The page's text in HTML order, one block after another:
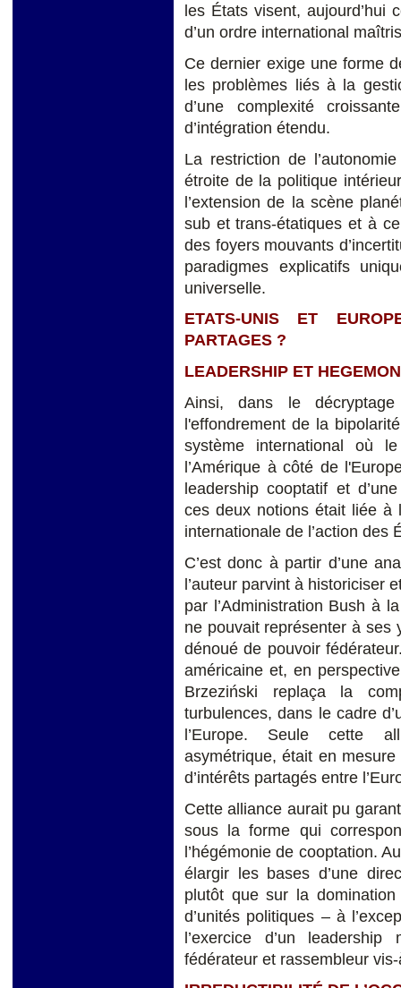
les États visent, aujourd’hui
d’un ordre international
Ce dernier exige une forme
les problèmes liés à la
d’une complexité
d’intégration étendu.
La restriction de
étroite de la politique
l’extension de la scène
sub et trans-étatiques et à
des foyers mouvants
paradigmes explicatifs
universelle.
ETATS-UNIS ET
PARTAGES ?
LEADERSHIP ET
Ainsi, dans le
l'effondrement de la
système international où
l’Amérique à côté de
leadership cooptatif et
ces deux notions était liée à
internationale de l’action des
C’est donc à partir d’une
l’auteur parvint à historiciser
par l’Administration Bush à
ne pouvait représenter à ses
dénoué de pouvoir
américaine et, en
Brzeziński replaça la
turbulences, dans le cadre
l’Europe. Seule cette
asymétrique, était en
d’intérêts partagés entre
Cette alliance aurait pu
sous la forme qui
l’hégémonie de cooptation.
élargir les bases d’une
plutôt que sur la
d’unités politiques – à
l’exercice d’un
fédérateur et rassembleur